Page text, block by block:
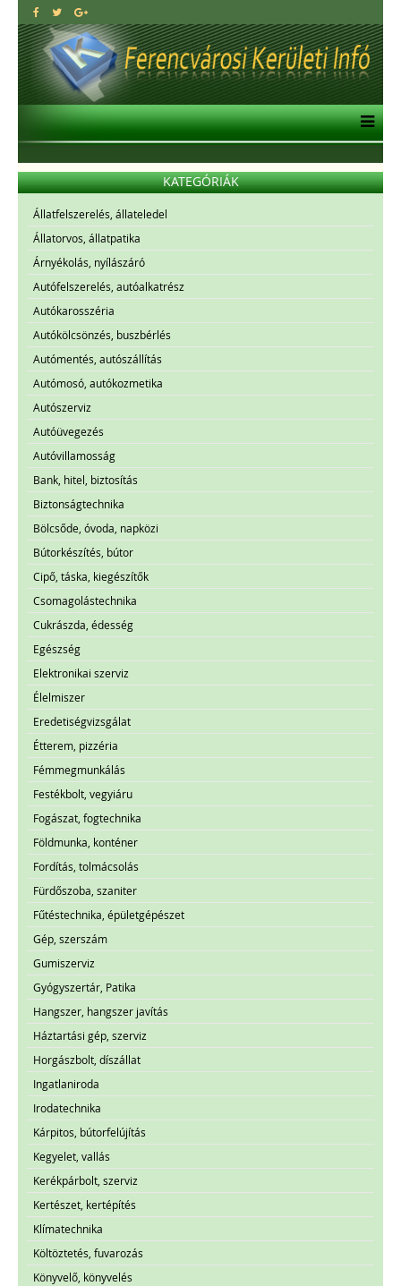
KATEGÓRIÁK
Állatfelszerelés, állateledel
Állatorvos, állatpatika
Árnyékolás, nyílászáró
Autófelszerelés, autóalkatrész
Autókarosszéria
Autókölcsönzés, buszbérlés
Autómentés, autószállítás
Autómosó, autókozmetika
Autószerviz
Autóüvegezés
Autóvillamosság
Bank, hitel, biztosítás
Biztonságtechnika
Bölcsőde, óvoda, napközi
Bútorkészítés, bútor
Cipő, táska, kiegészítők
Csomagolástechnika
Cukrászda, édesség
Egészség
Elektronikai szerviz
Élelmiszer
Eredetiségvizsgálat
Étterem, pizzéria
Fémmegmunkálás
Festékbolt, vegyiáru
Fogászat, fogtechnika
Földmunka, konténer
Fordítás, tolmácsolás
Fürdőszoba, szaniter
Fűtéstechnika, épületgépészet
Gép, szerszám
Gumiszerviz
Gyógyszertár, Patika
Hangszer, hangszer javítás
Háztartási gép, szerviz
Horgászbolt, díszállat
Ingatlaniroda
Irodatechnika
Kárpitos, bútorfelújítás
Kegyelet, vallás
Kerékpárbolt, szerviz
Kertészet, kertépítés
Klímatechnika
Költöztetés, fuvarozás
Könyvelő, könyvelés